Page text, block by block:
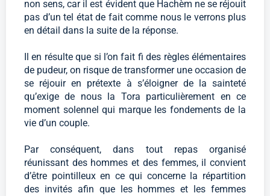
non sens, car il est évident que Hachèm ne se réjouit
pas d’un tel état de fait comme nous le verrons plus
en détail dans la suite de la réponse.
Il en résulte que si l’on fait fi des règles élémentaires
de pudeur, on risque de transformer une occasion de
se réjouir en prétexte à s’éloigner de la sainteté
qu’exige de nous la Tora particulièrement en ce
moment solennel qui marque les fondements de la
vie d’un couple.
Par conséquent, dans tout repas organisé
réunissant des hommes et des femmes, il convient
d’être pointilleux en ce qui concerne la répartition
des invités afin que les hommes et les femmes